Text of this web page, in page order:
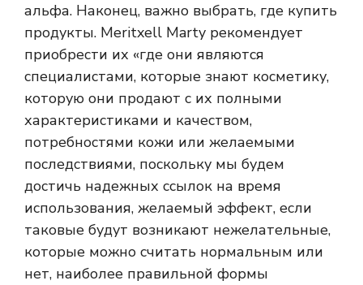
альфа. Наконец, важно выбрать, где купить
продукты. Meritxell Marty рекомендует
приобрести их «где они являются
специалистами, которые знают косметику,
которую они продают с их полными
характеристиками и качеством,
потребностями кожи или желаемыми
последствиями, поскольку мы будем
достичь надежных ссылок на время
использования, желаемый эффект, если
таковые будут возникают нежелательные,
которые можно считать нормальным или
нет, наиболее правильной формы